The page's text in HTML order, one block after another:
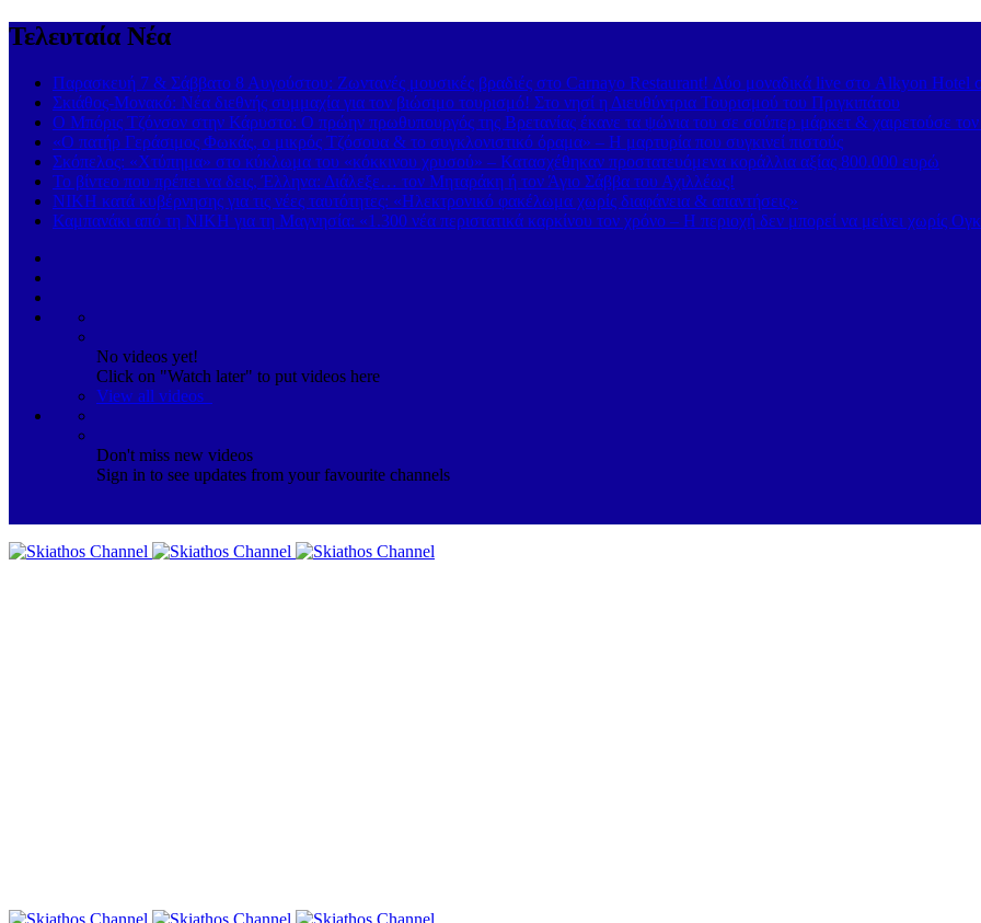
Τελευταία Νέα
Παρασκευή 7 & Σάββατο 8 Αυγούστου: Ζωντανές μουσικές βραδιές στο Carnayo Restaurant! Δύο μοναδικά live στο Alkyon Hotel
Σκιάθος-Μονακό: Νέα διεθνής συμμαχία για τον βιώσιμο τουρισμό! Στο νησί η Διευθύντρια Τουρισμού του Πριγκιπάτου
Ο Μπόρις Τζόνσον στην Κάρυστο: Ο πρώην πρωθυπουργός της Βρετανίας έκανε τα ψώνια του σε σούπερ μάρκετ & χαιρετούσε
«Ο πατήρ Γεράσιμος Φωκάς, ο μικρός Τζόσουα & το συγκλονιστικό όραμα» – Η μαρτυρία που συγκινεί πιστούς
Σκόπελος: «Χτύπημα» στο κύκλωμα του «κόκκινου χρυσού» – Κατασχέθηκαν προστατευόμενα κοράλλια αξίας 800.000 ευρώ
Το βίντεο που πρέπει να δεις, Έλληνα: Διάλεξε… τον Μηταράκη ή τον Άγιο Σάββα του Αχιλλέως!
ΝΙΚΗ κατά κυβέρνησης για τις νέες ταυτότητες: «Ηλεκτρονικό φακέλωμα χωρίς διαφάνεια & απαντήσεις»
Καμπανάκι από τη ΝΙΚΗ για τη Μαγνησία: «1.300 νέα περιστατικά καρκίνου τον χρόνο – Η περιοχή δεν μπορεί να μείνει χωρίς
No videos yet!
Click on "Watch later" to put videos here
View all videos
Don't miss new videos
Sign in to see updates from your favourite channels